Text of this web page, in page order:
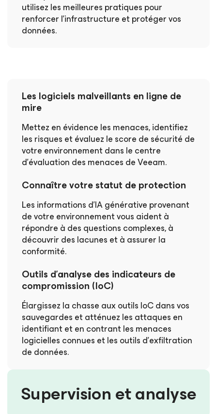
utilisez les meilleures pratiques pour
renforcer l’infrastructure et protéger vos
données.
Les logiciels malveillants en ligne de
mire
Mettez en évidence les menaces, identifiez
les risques et évaluez le score de sécurité de
votre environnement dans le centre
d’évaluation des menaces de Veeam.
Connaître votre statut de protection
Les informations d’IA générative provenant
de votre environnement vous aident à
répondre à des questions complexes, à
découvrir des lacunes et à assurer la
conformité.
Outils d’analyse des indicateurs de
compromission (IoC)
Élargissez la chasse aux outils IoC dans vos
sauvegardes et atténuez les attaques en
identifiant et en contrant les menaces
logicielles connues et les outils d’exfiltration
de données.
Supervision et analyse